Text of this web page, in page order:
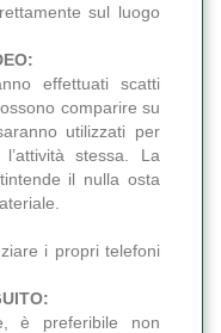
sul luogo
effettuati scatti
comparire su
utilizzati per
stessa. La
il nulla osta
i propri telefoni
è preferibile non